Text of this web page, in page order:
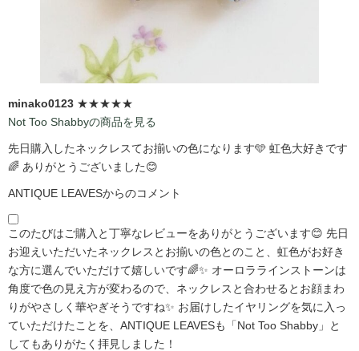
minako0123 ★★★★★
Not Too Shabbyの商品を見る
先日購入したネックレスてお揃いの色になります🩵 虹色大好きです
🌈 ありがとうございました😊
ANTIQUE LEAVESからのコメント
このたびはご購入と丁寧なレビューをありがとうございます😊 先日
お迎えいただいたネックレスとお揃いの色とのこと、虹色がお好き
な方に選んでいただけて嬉しいです🌈✨ オーロララインストーンは
角度で色の見え方が変わるので、ネックレスと合わせるとお顔まわ
りがやさしく華やぎそうですね✨ お届けしたイヤリングを気に入っ
ていただけたことを、ANTIQUE LEAVESも「Not Too Shabby」と
してもありがたく拝見しました！